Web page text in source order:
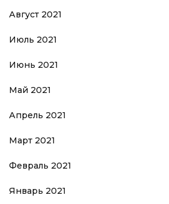
Август 2021
Июль 2021
Июнь 2021
Май 2021
Апрель 2021
Март 2021
Февраль 2021
Январь 2021